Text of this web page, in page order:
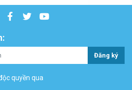
Đăng ký
quyền qua